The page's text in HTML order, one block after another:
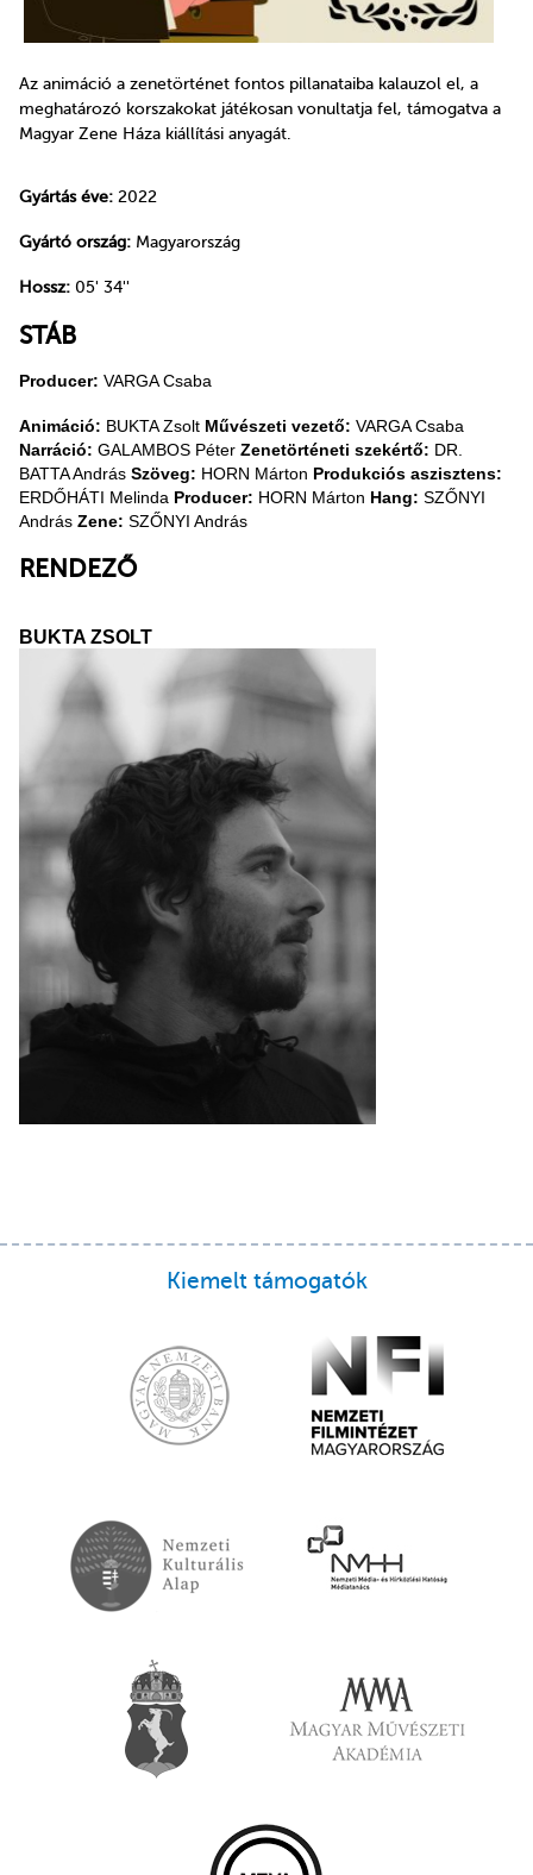
Az animáció a zenetörténet fontos pillanataiba kalauzol el, a
meghatározó korszakokat játékosan vonultatja fel, támogatva a
Magyar Zene Háza kiállítási anyagát.
Gyártás éve: 2022
Gyártó ország: Magyarország
Hossz: 05' 34''
STÁB
Producer: VARGA Csaba
Animáció: BUKTA Zsolt Művészeti vezető: VARGA Csaba
Narráció: GALAMBOS Péter Zenetörténeti szekértő: DR.
BATTA András Szöveg: HORN Márton Produkciós aszisztens:
ERDŐHÁTI Melinda Producer: HORN Márton Hang: SZŐNYI
András Zene: SZŐNYI András
RENDEZŐ
BUKTA ZSOLT
Kiemelt támogatók